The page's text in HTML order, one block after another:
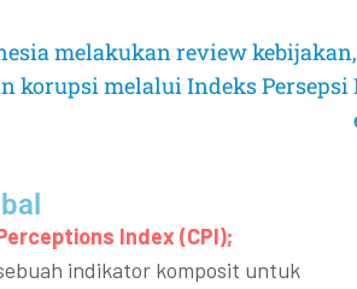
melakukan review
korupsi melalui Indeks
Index (CPI);
indikator komposit untuk